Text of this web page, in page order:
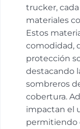
trucker,
materiales
Estos
comodidad,
protección
destacando
sombreros
cobertura.
impactan el
permitiendo